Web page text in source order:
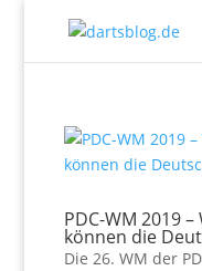
PDC-WM 2019
können die
Die 26. WM der